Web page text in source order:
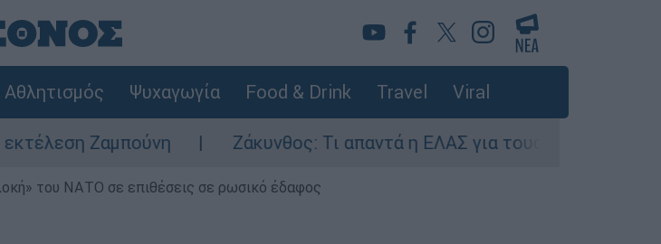
Αθλητισμός Ψυχαγωγία Food & Drink Travel Viral
Ζαμπούνη Ζάκυνθος: Τι απαντά η ΕΛΑΣ για τους 8 βιασμούς
του ΝΑΤΟ σε επιθέσεις σε ρωσικό έδαφος